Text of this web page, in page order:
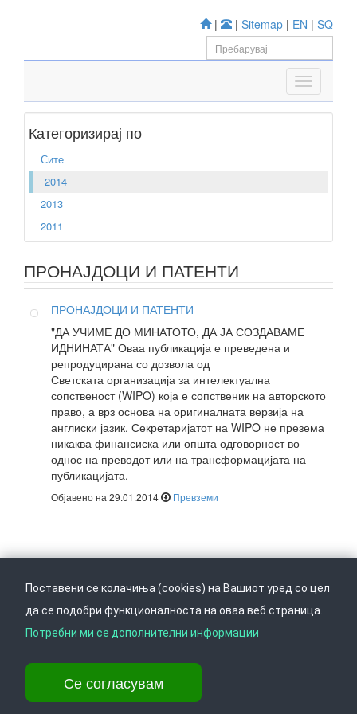
| | Sitemap | EN | SQ
Категоризирај по
Сите
2014
2013
2011
ПРОНАЈДОЦИ И ПАТЕНТИ
ПРОНАЈДОЦИ И ПАТЕНТИ
"ДА УЧИМЕ ДО МИНАТОТО, ДА ЈА СОЗДАВАМЕ
ИДНИНАТА" Оваа публикација е преведена и
репродуцирана со дозвола од
Светската организација за интелектуална
сопственост (WIPO) која е сопственик на авторското
право, а врз основа на оригиналната верзија на
англиски јазик. Секретаријатот на WIPO не презема
никаква финансиска или општа одговорност во
однос на преводот или на трансформацијата на
публикацијата.
Објавено на 29.01.2014 Превземи
Врати се горе Следете не на
Ул. Даме Груев 14, Катна гаража Беко на 1-виот кат, 1000 Скопје,
Поставени се колачиња (cookies) на Вашиот уред со цел
да се подобри функционалноста на оваа веб страница.
Потребни ми се дополнителни информации
Се согласувам